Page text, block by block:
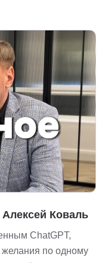
Коваль
ChatGPT,
желания по одному